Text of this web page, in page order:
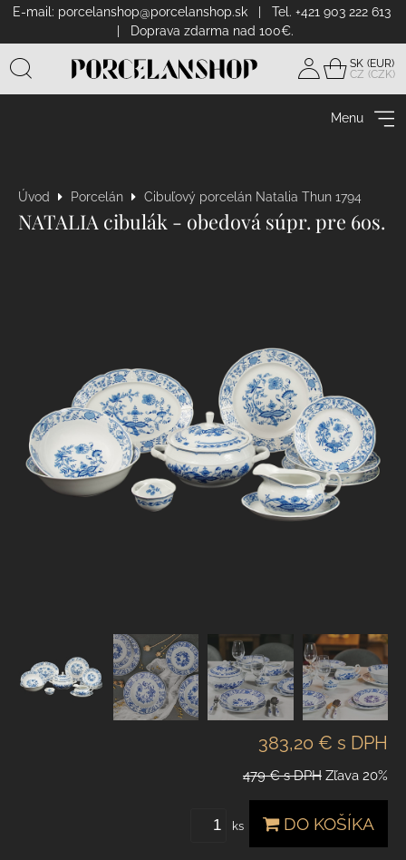
E-mail: porcelanshop@porcelanshop.sk| Tel. +421 903 222 613
| Doprava zdarma nad 100€.
Prihlásiť
SK
CZ
Menu
Úvod Porcelán Cibuľový porcelán Natalia Thun 1794
NATALIA cibulák - obedová súpr. pre 6os.
383,20 € s DPH
479 € s DPH Zľava 20%
ks DO KOŠÍKA